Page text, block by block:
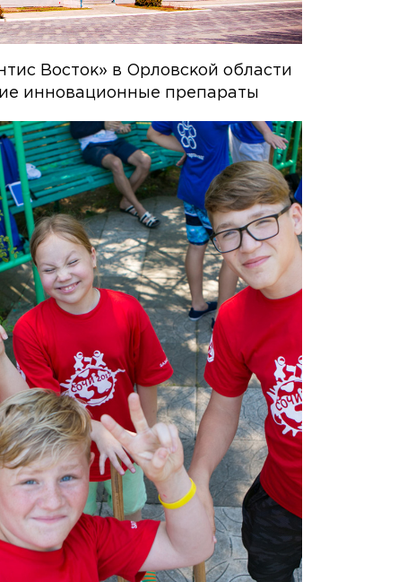
Восток» в Орловской области
инновационные препараты